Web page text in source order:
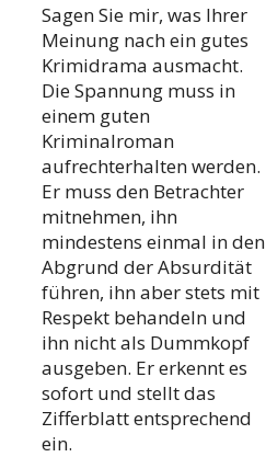
Sagen Sie mir, was Ihrer
Meinung nach ein gutes
Krimidrama ausmacht.
Die Spannung muss in
einem guten
Kriminalroman
aufrechterhalten werden.
Er muss den Betrachter
mitnehmen, ihn
mindestens einmal in den
Abgrund der Absurdität
führen, ihn aber stets mit
Respekt behandeln und
ihn nicht als Dummkopf
ausgeben. Er erkennt es
sofort und stellt das
Zifferblatt entsprechend
ein.